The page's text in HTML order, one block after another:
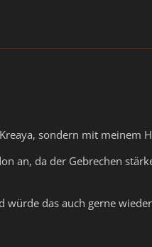
sondern mit meinem
an, da der Gebrechen
würde das auch gerne